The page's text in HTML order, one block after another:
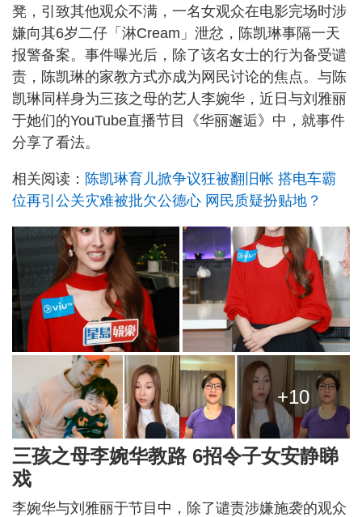
凳，引致其他观众不满，一名女观众在电影完场时涉
嫌向其6岁二仔「淋Cream」泄忿，陈凯琳事隔一天
报警备案。事件曝光后，除了该名女士的行为备受谴
责，陈凯琳的家教方式亦成为网民讨论的焦点。与陈
凯琳同样身为三孩之母的艺人李婉华，近日与刘雅丽
于她们的YouTube直播节目《华丽邂逅》中，就事件
分享了看法。
相关阅读： 陈凯琳育儿掀争议狂被翻旧帐 搭电车霸
位再引公关灾难被批欠公德心 网民质疑扮贴地？
+10
三孩之母李婉华教路 6招令子女安静睇
戏
李婉华与刘雅丽于节目中，除了谴责涉嫌施袭的观众